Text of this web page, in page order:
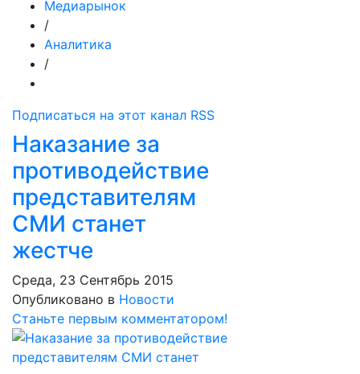
Медиарынок
/
Аналитика
/
Подписаться на этот канал RSS
Наказание за
противодействие
представителям
СМИ станет
жестче
Среда, 23 Сентябрь 2015
Опубликовано в Новости
Станьте первым комментатором!